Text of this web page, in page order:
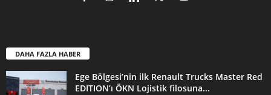
DAHA FAZLA HABER
Ege Bölgesi’nin ilk Renault Trucks Master Red
EDITION’ı ÖKN Lojistik filosuna...